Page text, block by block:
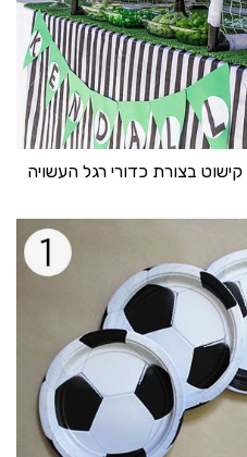
בצורת כדורי רגל העשויה